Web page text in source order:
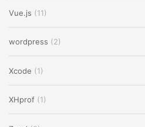
Vue.js (11)
wordpress (2)
Xcode (1)
XHprof (1)